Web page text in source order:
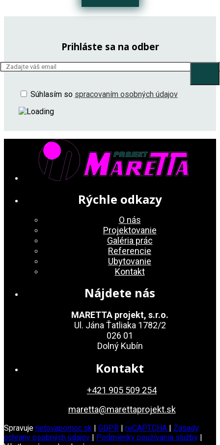
Prihláste sa na odber
Súhlasím so spracovaním osobných údajov
Rýchle odkazy
O nás
Projektovanie
Galéria prác
Referencie
Ubytovanie
Kontakt
Nájdete nás
MARETTA projekt, s.r.o.
Ul. Jána Ťatliaka 1782/2
026 01
Dolný Kubín
Kontakt
+421 905 509 254
maretta@marettaprojekt.sk
Spravuje netovapomoc.sk | GDPR | reCAPTCHA | Zásady
ochrany osobných údajov | Podmienky používania služby |